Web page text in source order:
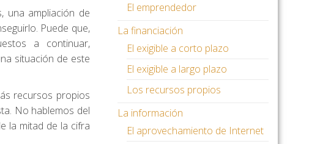
una ampliación de
Puede que,
a continuar,
situación de este
recursos propios
No hablemos del
la mitad de la cifra
El emprendedor
La financiación
El exigible a corto plazo
El exigible a largo plazo
Los recursos propios
La información
El aprovechamiento de Internet